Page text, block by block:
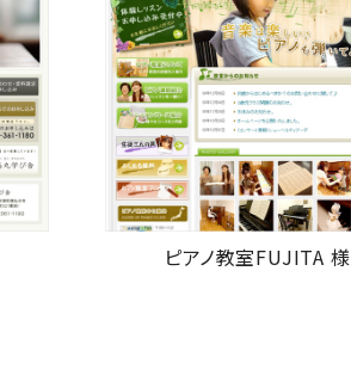
ピアノ教室FUJITA 様